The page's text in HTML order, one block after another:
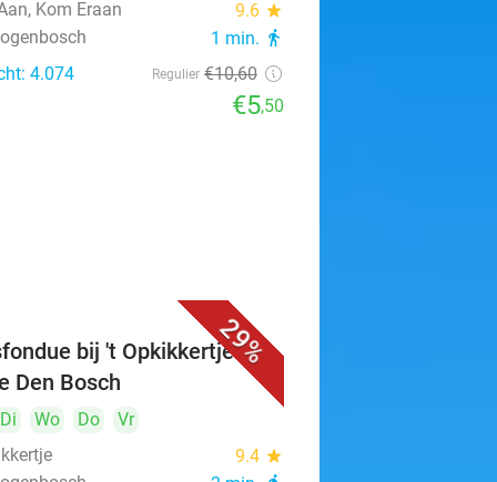
Kom Eraan
9.6 star
1 min. directions_walk
4.074 Regulier €10,60
€5,50
29%
bij 't Opkikkertje in
Den Bosch
Di Wo Do
Vr
9.4 star